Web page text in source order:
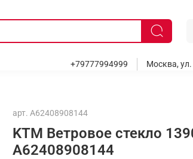
+79777994999 Москва,
арт. A62408908144
KTM Ветровое стекло
A62408908144